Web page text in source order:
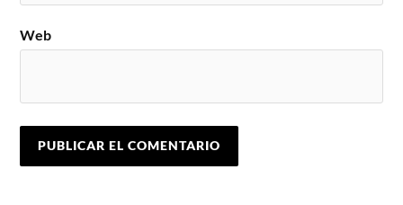
Web